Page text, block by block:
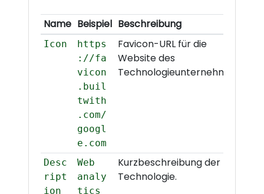
Name Beispiel Beschreibung
Icon
https
://fa
vicon
.buil
twith
.com/
googl
e.com
Favicon-URL für die
Website des
Technologieunternehmens.
Desc
ript
ion
Web
analy
tics
Kurzbeschreibung der
Technologie.